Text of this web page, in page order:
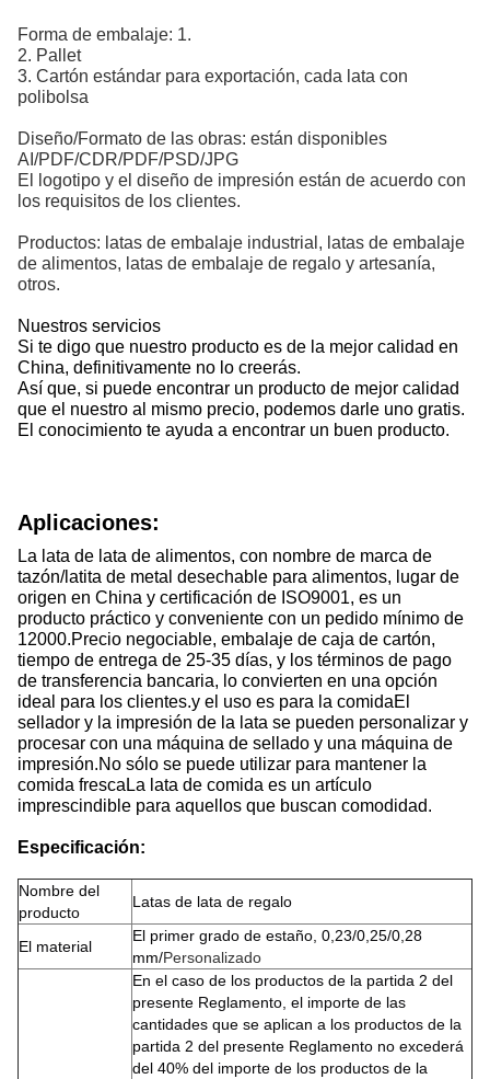
Forma de embalaje: 1.
2. Pallet
3. Cartón estándar para exportación, cada lata con
polibolsa
Diseño/Formato de las obras: están disponibles
AI/PDF/CDR/PDF/PSD/JPG
El logotipo y el diseño de impresión están de acuerdo con
los requisitos de los clientes.
Productos: latas de embalaje industrial, latas de embalaje
de alimentos, latas de embalaje de regalo y artesanía,
otros.
Nuestros servicios
Si te digo que nuestro producto es de la mejor calidad en
China, definitivamente no lo creerás.
Así que, si puede encontrar un producto de mejor calidad
que el nuestro al mismo precio, podemos darle uno gratis.
El conocimiento te ayuda a encontrar un buen producto.
Aplicaciones:
La lata de lata de alimentos, con nombre de marca de
tazón/latita de metal desechable para alimentos, lugar de
origen en China y certificación de ISO9001, es un
producto práctico y conveniente con un pedido mínimo de
12000.Precio negociable, embalaje de caja de cartón,
tiempo de entrega de 25-35 días, y los términos de pago
de transferencia bancaria, lo convierten en una opción
ideal para los clientes.y el uso es para la comidaEl
sellador y la impresión de la lata se pueden personalizar y
procesar con una máquina de sellado y una máquina de
impresión.No sólo se puede utilizar para mantener la
comida frescaLa lata de comida es un artículo
imprescindible para aquellos que buscan comodidad.
Especificación:
Nombre del
producto
Latas de lata de regalo
El material
El primer grado de estaño, 0,23/0,25/0,28
mm/Personalizado
En el caso de los productos de la partida 2 del
presente Reglamento, el importe de las
cantidades que se aplican a los productos de la
partida 2 del presente Reglamento no excederá
del 40% del importe de los productos de la